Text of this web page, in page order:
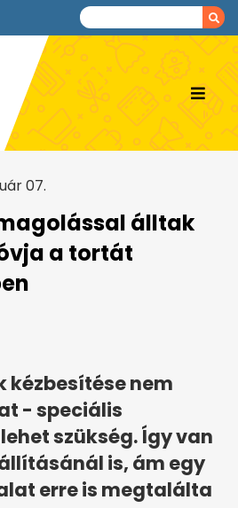
07.
álltak
a tortát
kézbesítése nem
- speciális
szükség. Így van
is, ám egy
erre is megtalálta